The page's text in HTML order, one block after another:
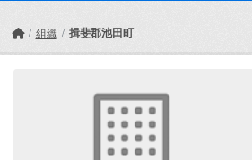
組織 揖斐郡池田町